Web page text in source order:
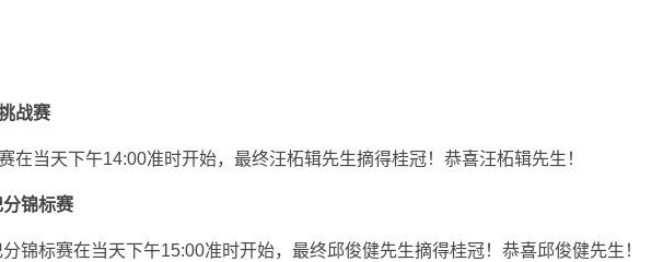
战赛
在当天下午14:00准时开始，最终汪柘辑先生摘得桂冠！恭喜汪柘辑先生！
分锦标赛
分锦标赛在当天下午15:00准时开始，最终邱俊健先生摘得桂冠！恭喜邱俊健先生！